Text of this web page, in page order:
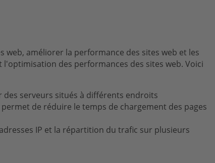
améliorer la performance des sites web et les
des performances des sites web. Voici
serveurs situés à différents endroits
de réduire le temps de chargement des pages
IP et la répartition du trafic sur plusieurs